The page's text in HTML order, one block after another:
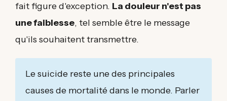
fait figure d'exception. La douleur n'est pas
une faiblesse, tel semble être le message
qu'ils souhaitent transmettre.
Le suicide reste une des principales
causes de mortalité dans le monde. Parler